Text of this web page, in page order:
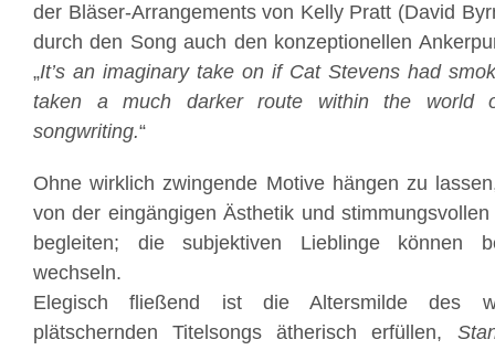
der Bläser-Arrangements von Kelly Pratt (David
durch den Song auch den konzeptionellen
„It’s an imaginary take on if Cat Stevens had
taken a much darker route within the world
songwriting.“
Ohne wirklich zwingende Motive hängen zu
von der eingängigen Ästhetik und
begleiten; die subjektiven Lieblinge können
wechseln.
Elegisch fließend ist die Altersmilde des
plätschernden Titelsongs ätherisch erfüllen,